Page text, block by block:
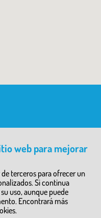
web para mejorar
terceros para ofrecer un
Si continua
uso, aunque puede
Encontrará más